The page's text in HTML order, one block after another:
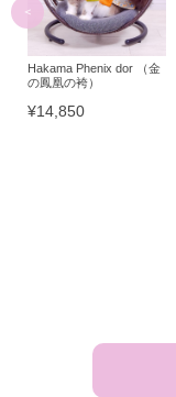
Hakama Phenix dor （金
の鳳凰の袴）
¥14,850